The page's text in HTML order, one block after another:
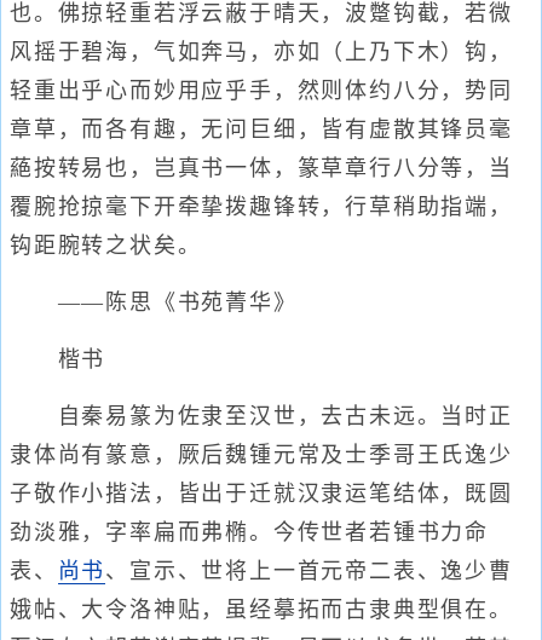
也。佛掠轻重若浮云蔽于晴天，波蹩钩截，若微
风摇于碧海，气如奔马，亦如（上乃下木）钩，
轻重出乎心而妙用应乎手，然则体约八分，势同
章草，而各有趣，无问巨细，皆有虚散其锋员毫
蕝按转易也，岂真书一体，篆草章行八分等，当
覆腕抢掠毫下开牵挚拨趣锋转，行草稍助指端，
钩距腕转之状矣。
——陈思《书苑菁华》
楷书
自秦易篆为佐隶至汉世，去古未远。当时正
隶体尚有篆意，厥后魏锺元常及士季哥王氏逸少
子敬作小揩法，皆出于迁就汉隶运笔结体，既圆
劲淡雅，字率扁而弗椭。今传世者若锺书力命
表、
尚书 、宣示、世将上一首元帝二表、逸少曹
娥帖、大令洛神贴，虽经摹拓而古隶典型俱在。